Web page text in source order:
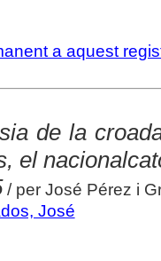
a aquest
de la
el
/ per José Pérez i
José